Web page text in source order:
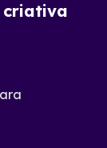
criativa